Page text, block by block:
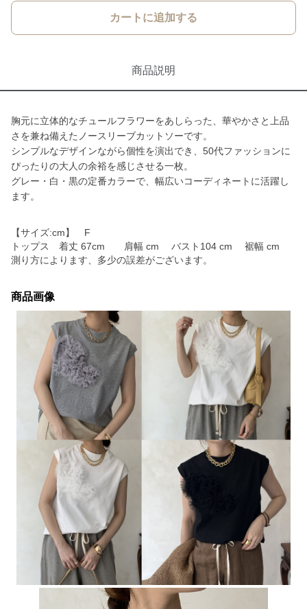
カートに追加する
商品説明
胸元に立体的なチュールフラワーをあしらった、華やかさと上品
さを兼ね備えたノースリーブカットソーです。
シンプルなデザインながら個性を演出でき、50代ファッションに
ぴったりの大人の余裕を感じさせる一枚。
グレー・白・黒の定番カラーで、幅広いコーディネートに活躍し
ます。
【サイズ:cm】 F
トップス 着丈 67cm 肩幅 cm バスト104 cm 裾幅 cm
測り方によります、多少の誤差がございます。
商品画像